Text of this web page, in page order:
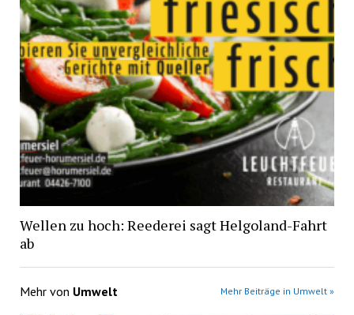
Wellen zu hoch: Reederei sagt Helgoland-Fahrt
ab
Mehr von Umwelt Mehr Beiträge in Umwelt »